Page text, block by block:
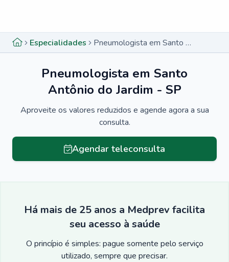
Especialidades Pneumologista em Santo Antônio do Jardim - SP
Pneumologista em Santo
Antônio do Jardim - SP
Aproveite os valores reduzidos e agende agora a sua
consulta.
Agendar teleconsulta
Há mais de 25 anos a Medprev facilita
seu acesso à saúde
O princípio é simples: pague somente pelo serviço
utilizado, sempre que precisar.